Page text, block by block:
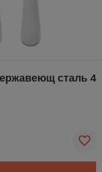
сталь 4